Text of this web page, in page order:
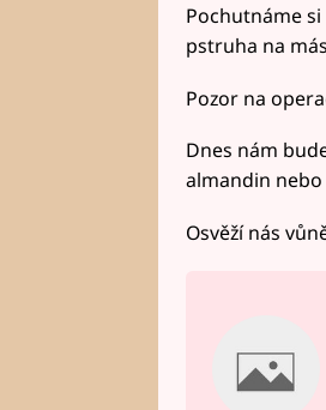
Pochutnáme
pstruha na
Pozor na
Dnes nám
almandin
Osvěží nás